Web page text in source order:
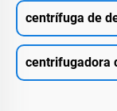
centrífuga de
centrifugadora